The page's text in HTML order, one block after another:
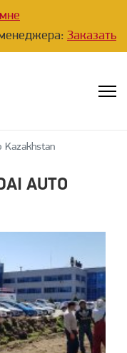
Заказать
Kazakhstan
AUTO